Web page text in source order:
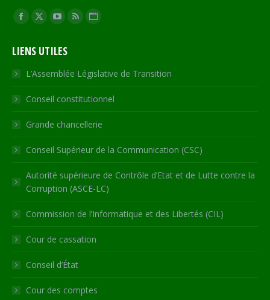
Trouvez nous sur :
Facebook
opens
in
new
window
X
opens
in
new
window
YouTube
opens
in
new
window
RSS
in
new
window
Site
opens
in
new
LIENS UTILES
L’Assemblée Législative de Transition
Conseil constitutionnel
Grande chancellerie
Conseil Supérieur de la Communication (CSC)
Autorité supérieure de Contrôle d’Etat et de Lutte contre la
Corruption (ASCE-LC)
Commission de l’Informatique et des Libertés (CIL)
Cour de cassation
Conseil d’État
Cour des comptes